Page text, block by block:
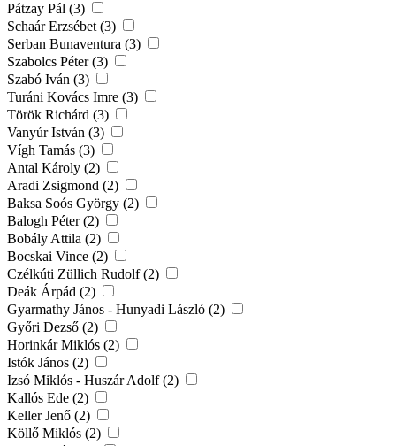
Pátzay Pál (3)
Schaár Erzsébet (3)
Serban Bunaventura (3)
Szabolcs Péter (3)
Szabó Iván (3)
Turáni Kovács Imre (3)
Török Richárd (3)
Vanyúr István (3)
Vígh Tamás (3)
Antal Károly (2)
Aradi Zsigmond (2)
Baksa Soós György (2)
Balogh Péter (2)
Bobály Attila (2)
Bocskai Vince (2)
Czélkúti Züllich Rudolf (2)
Deák Árpád (2)
Gyarmathy János - Hunyadi László (2)
Győri Dezső (2)
Horinkár Miklós (2)
Istók János (2)
Izsó Miklós - Huszár Adolf (2)
Kallós Ede (2)
Keller Jenő (2)
Köllő Miklós (2)